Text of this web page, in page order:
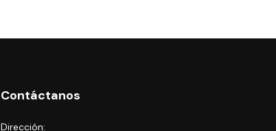
Contáctanos
Dirección: